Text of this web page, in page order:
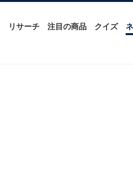
リサーチ 注目の商品 クイズ